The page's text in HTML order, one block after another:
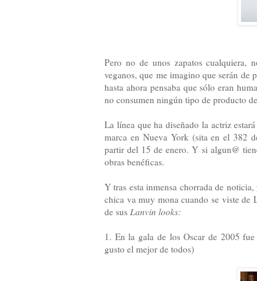
Pero no de unos zapatos cualquiera,
veganos, que me imagino que serán de
hasta ahora pensaba que sólo eran
no consumen ningún tipo de producto
La línea que ha diseñado la actriz
marca en Nueva York (sita en el 382
partir del 15 de enero. Y si algun@
obras benéficas.
Y tras esta inmensa chorrada de
chica va muy mona cuando se viste de
de sus Lanvin looks:
1. En la gala de los Oscar de 2005
gusto el mejor de todos)